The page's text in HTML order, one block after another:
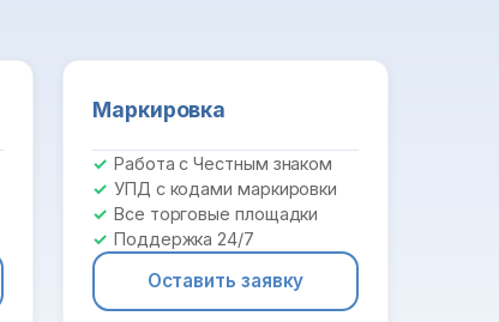
Маркировка
Работа с Честным знаком
УПД с кодами маркировки
Все торговые площадки
Поддержка 24/7
Оставить заявку